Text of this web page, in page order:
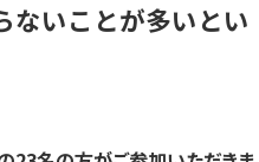
ないことが多いとい